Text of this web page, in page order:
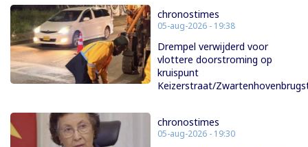
chronostimes
05-aug-2026 - 19:38
Drempel verwijderd voor
vlottere doorstroming op
kruispunt
Keizerstraat/
chronostimes
05-aug-2026 - 19:30